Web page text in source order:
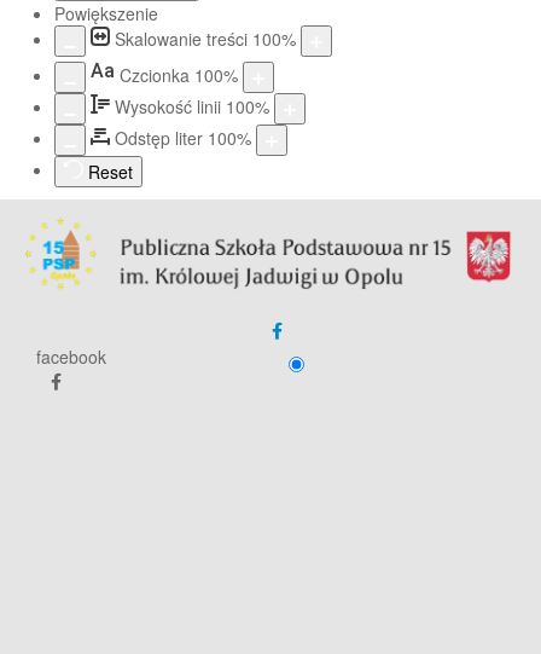
Powiększenie
Skalowanie treści 100%
Aa Czcionka 100%
Wysokość linii 100%
Odstęp liter 100%
Reset
facebook